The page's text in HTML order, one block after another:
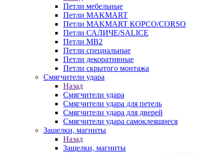
Петли мебельные
Петли MAKMART
Петли MAKMART КОРСО/CORSO
Петли САЛИЧЕ/SALICE
Петли MB2
Петли специальные
Петли декоративные
Петли скрытого монтажа
Смягчители удара
Назад
Смягчители удара
Смягчители удара для петель
Смягчители удара для дверей
Cмягчители удара самоклеящиеся
Защелки, магниты
Назад
Защелки, магниты